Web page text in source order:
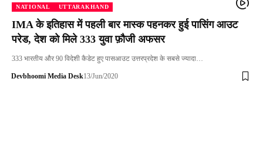
NATIONAL UTTARAKHAND
IMA के इतिहास में पहली बार मास्क पहनकर हुई पासिंग आउट
परेड, देश को मिले 333 युवा फ़ौजी अफसर
333 भारतीय और 90 विदेशी कैडेट हुए पासआउट उत्तरप्रदेश के सबसे ज्यादा…
Devbhoomi Media Desk13/Jun/2020